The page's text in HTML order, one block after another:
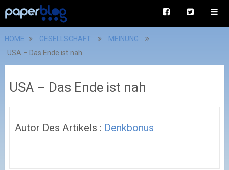
HOME GESELLSCHAFT
MEINUNG
USA – Das Ende ist nah
USA – Das Ende ist nah
Autor Des Artikels : Denkbonus